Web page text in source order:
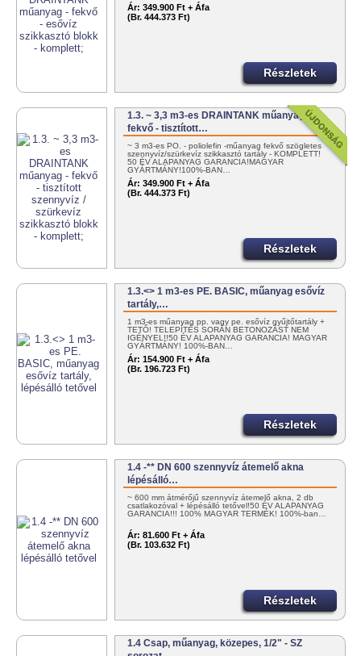
Ár: 349.900 Ft + Áfa
(Br. 444.373 Ft)
Részletek
1.3. ~ 3,3 m3-es DRAINTANK műanyag -
fekvő - tisztított…
~ 3 m3-es PO. - poliolefin -műanyag fekvő szögletes
szennyvíz/szürkevíz szikkasztó tartály - KOMPLETT!
50 ÉV ALAPANYAG GARANCIA!MAGYAR
GYÁRTMÁNY!100%-BAN…
Ár: 349.900 Ft + Áfa
(Br. 444.373 Ft)
Részletek
1.3.<> 1 m3-es PE. BASIC, műanyag esővíz
tartály,…
1 m3-es műanyag pp. vagy pe. esővíz gyűjtőtartály +
TETŐ! TELEPÍTÉS SORÁN BETONOZÁST NEM
IGÉNYEL!!50 ÉV ALAPANYAG GARANCIA! MAGYAR
GYÁRTMÁNY! 100%-BAN…
Ár: 154.900 Ft + Áfa
(Br. 196.723 Ft)
Részletek
1.4 -** DN 600 szennyvíz átemelő akna
lépésálló…
~ 600 mm átmérőjű szennyvíz átemelő akna, 2 db
csatlakozóval + lépésálló tetővel!50 ÉV ALAPANYAG
GARANCIA!!! 100% MAGYAR TERMÉK! 100%-ban…
Ár: 81.600 Ft + Áfa
(Br. 103.632 Ft)
Részletek
1.4 Csap, műanyag, közepes, 1/2" - SZ